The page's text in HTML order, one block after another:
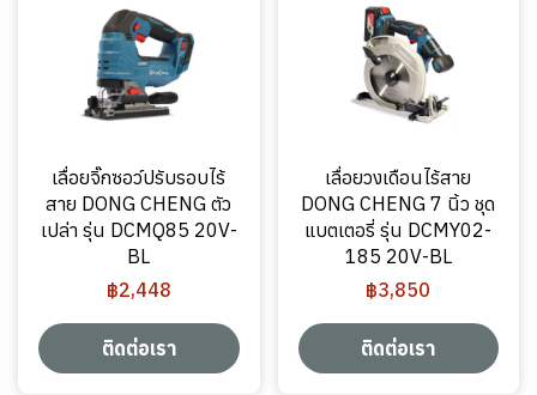
เลื่อยจิ๊กซอว์ปรับรอบไร้
สาย DONG CHENG ตัว
เปล่า รุ่น DCMQ85 20V-
BL
฿2,448
ติดต่อเรา
เลื่อยวงเดือนไร้สาย
DONG CHENG 7 นิ้ว ชุด
แบตเตอรี่ รุ่น DCMY02-
185 20V-BL
฿3,850
ติดต่อเรา